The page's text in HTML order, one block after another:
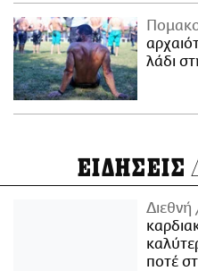
λάδι
ΕΙΔΗΣΕΙΣ
Διεθνή
ποτέ